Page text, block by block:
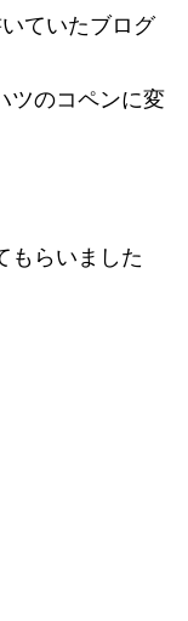
いていたブログ
ツのコペンに変
もらいました